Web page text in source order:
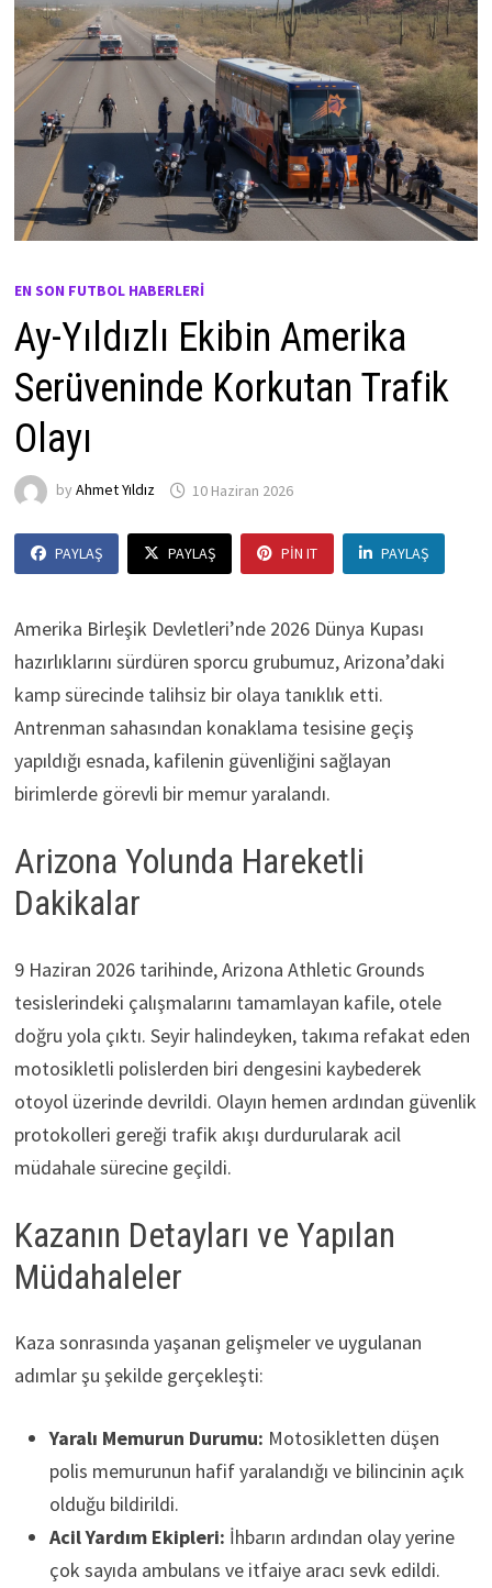
EN SON FUTBOL HABERLERI
Ay-Yıldızlı Ekibin Amerika
Serüveninde Korkutan Trafik
Olayı
by Ahmet Yıldız 10 Haziran 2026
PAYLAŞ PAYLAŞ PIN IT PAYLAŞ
Amerika Birleşik Devletleri’nde 2026 Dünya Kupası
hazırlıklarını sürdüren sporcu grubumuz, Arizona’daki
kamp sürecinde talihsiz bir olaya tanıklık etti.
Antrenman sahasından konaklama tesisine geçiş
yapıldığı esnada, kafilenin güvenliğini sağlayan
birimlerde görevli bir memur yaralandı.
Arizona Yolunda Hareketli
Dakikalar
9 Haziran 2026 tarihinde, Arizona Athletic Grounds
tesislerindeki çalışmalarını tamamlayan kafile, otele
doğru yola çıktı. Seyir halindeyken, takıma refakat eden
motosikletli polislerden biri dengesini kaybederek
otoyol üzerinde devrildi. Olayın hemen ardından güvenlik
protokolleri gereği trafik akışı durdurularak acil
müdahale sürecine geçildi.
Kazanın Detayları ve Yapılan
Müdahaleler
Kaza sonrasında yaşanan gelişmeler ve uygulanan
adımlar şu şekilde gerçekleşti:
Yaralı Memurun Durumu: Motosikletten düşen
polis memurunun hafif yaralandığı ve bilincinin açık
olduğu bildirildi.
Acil Yardım Ekipleri: İhbarın ardından olay yerine
çok sayıda ambulans ve itfaiye aracı sevk edildi.